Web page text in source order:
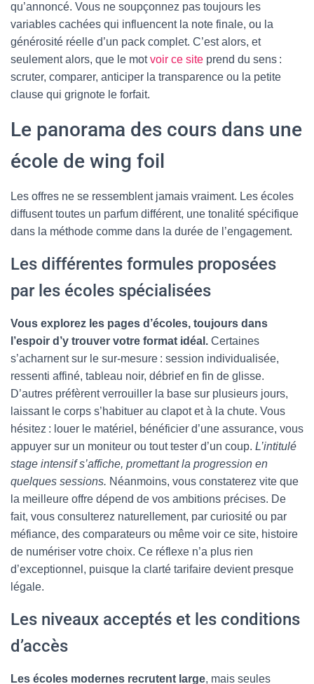
qu’annoncé. Vous ne soupçonnez pas toujours les
variables cachées qui influencent la note finale, ou la
générosité réelle d’un pack complet. C’est alors, et
seulement alors, que le motvoir ce site prend du sens :
scruter, comparer, anticiper la transparence ou la petite
clause qui grignote le forfait.
Le panorama des cours dans une
école de wing foil
Les offres ne se ressemblent jamais vraiment. Les écoles
diffusent toutes un parfum différent, une tonalité spécifique
dans la méthode comme dans la durée de l’engagement.
Les différentes formules proposées
par les écoles spécialisées
Vous explorez les pages d’écoles, toujours dans
l’espoir d’y trouver votre format idéal. Certaines
s’acharnent sur le sur-mesure : session individualisée,
ressenti affiné, tableau noir, débrief en fin de glisse.
D’autres préfèrent verrouiller la base sur plusieurs jours,
laissant le corps s’habituer au clapot et à la chute. Vous
hésitez : louer le matériel, bénéficier d’une assurance, vous
appuyer sur un moniteur ou tout tester d’un coup. L’intitulé
stage intensif s’affiche, promettant la progression en
quelques sessions. Néanmoins, vous constaterez vite que
la meilleure offre dépend de vos ambitions précises. De
fait, vous consulterez naturellement, par curiosité ou par
méfiance, des comparateurs ou même voir ce site, histoire
de numériser votre choix. Ce réflexe n’a plus rien
d’exceptionnel, puisque la clarté tarifaire devient presque
légale.
Les niveaux acceptés et les conditions
d’accès
Les écoles modernes recrutent large, mais seules